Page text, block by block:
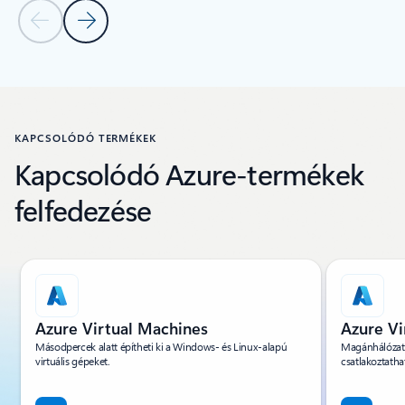
Előző diaKövetkező dia
KAPCSOLÓDÓ TERMÉKEK
Kapcsolódó Azure-termékek
felfedezése
1/4. dia megjelenítése
Azure Virtual Machines
Másodpercek alatt építheti ki a Windows- és Linux-alapú
virtuális gépeket.
Azure